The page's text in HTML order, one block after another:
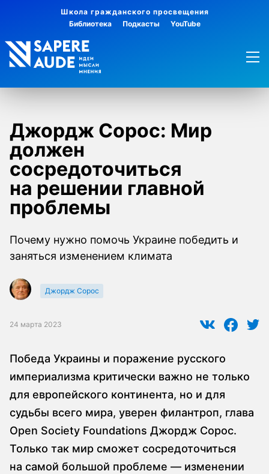
Школа гражданского просвещения
Библиотека
Подкасты YouTube
Джордж Сорос: Мир
должен
сосредоточиться
на решении главной
проблемы
Почему нужно помочь Украине победить и
заняться изменением климата
Джордж Сорос
24 марта 2023
Победа Украины и поражение русского
империализма критически важно не только
для европейского континента, но и для
судьбы всего мира, уверен филантроп, глава
Open Society Foundations Джордж Сорос.
Только так мир сможет сосредоточиться
на самой большой проблеме — изменении